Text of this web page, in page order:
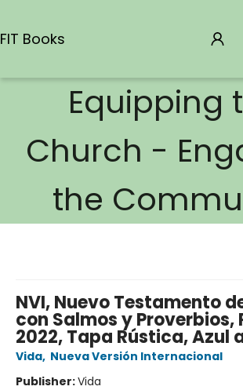
FIT Books
Equipping
Church -
the
NVI, Nuevo Testamento
con Salmos y Proverbios,
2022, Tapa Rústica, Azul
Vida, Nueva Versión Internacional
Publisher:Vida